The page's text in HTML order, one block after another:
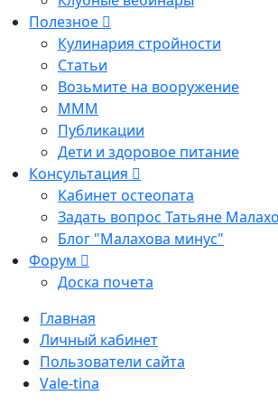
Полезное
Кулинария стройности
Статьи
Возьмите на вооружение
МММ
Публикации
Дети и здоровое питание
Консультация
Кабинет остеопата
Задать вопрос Татьяне
Блог "Малахова минус"
Форум
Доска почета
Главная
Личный кабинет
Пользователи сайта
Vale-tina